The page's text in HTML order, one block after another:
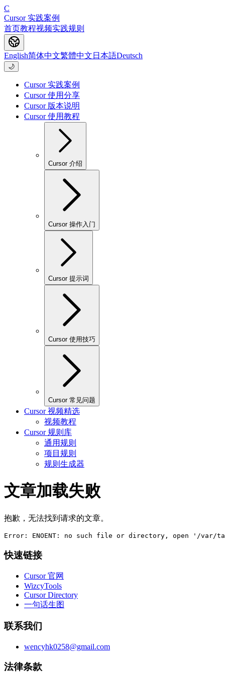
C
Cursor 实践案例
首页教程视频实践规则
English简体中文繁體中文 日本語Deutsch
🌙
Cursor 实践案例
Cursor 使用分享
Cursor 版本说明
Cursor 使用教程
Cursor 介绍
Cursor 操作入门
Cursor 提示词
Cursor 使用技巧
Cursor 常见问题
Cursor 视频精选
视频教程
Cursor 规则库
通用规则
项目规则
规则生成器
文章加载失败
抱歉，无法找到请求的文章。
Error: ENOENT: no such file or directory, open '/var/
快速链接
Cursor 官网
WizcyTools
Cursor Directory
一句话生图
联系我们
wencyhk0258@gmail.com
法律条款